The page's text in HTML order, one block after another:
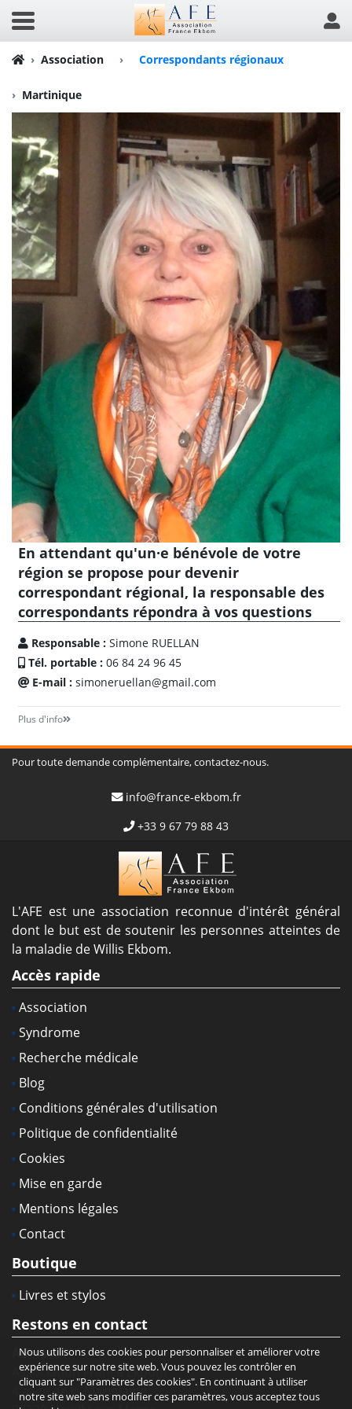
Association › Correspondants régionaux
Martinique
En attendant qu'un·e bénévole de votre
région se propose pour devenir
correspondant régional, la responsable des
correspondants répondra à vos questions
Responsable : Simone RUELLAN
Tél. portable : 06 84 24 96 45
E-mail : simoneruellan@gmail.com
Plus d'info
Pour toute demande complémentaire, contactez-nous.
info@france-ekbom.fr
+33 9 67 79 88 43
L'AFE est une association reconnue d'intérêt général
dont le but est de soutenir les personnes atteintes de
la maladie de Willis Ekbom.
Accès rapide
Association
Syndrome
Recherche médicale
Blog
Conditions générales d'utilisation
Politique de confidentialité
Cookies
Mise en garde
Mentions légales
Contact
Boutique
Livres et stylos
Restons en contact
Adresse :
Association France Ekbom
4 allée de la Marjolaine
Nous utilisons des cookies pour personnaliser et améliorer votre
expérience sur notre site web. Vous pouvez les contrôler en
cliquant sur "Paramètres des cookies". En continuant à utiliser
notre site web sans modifier ces paramètres, vous acceptez tous